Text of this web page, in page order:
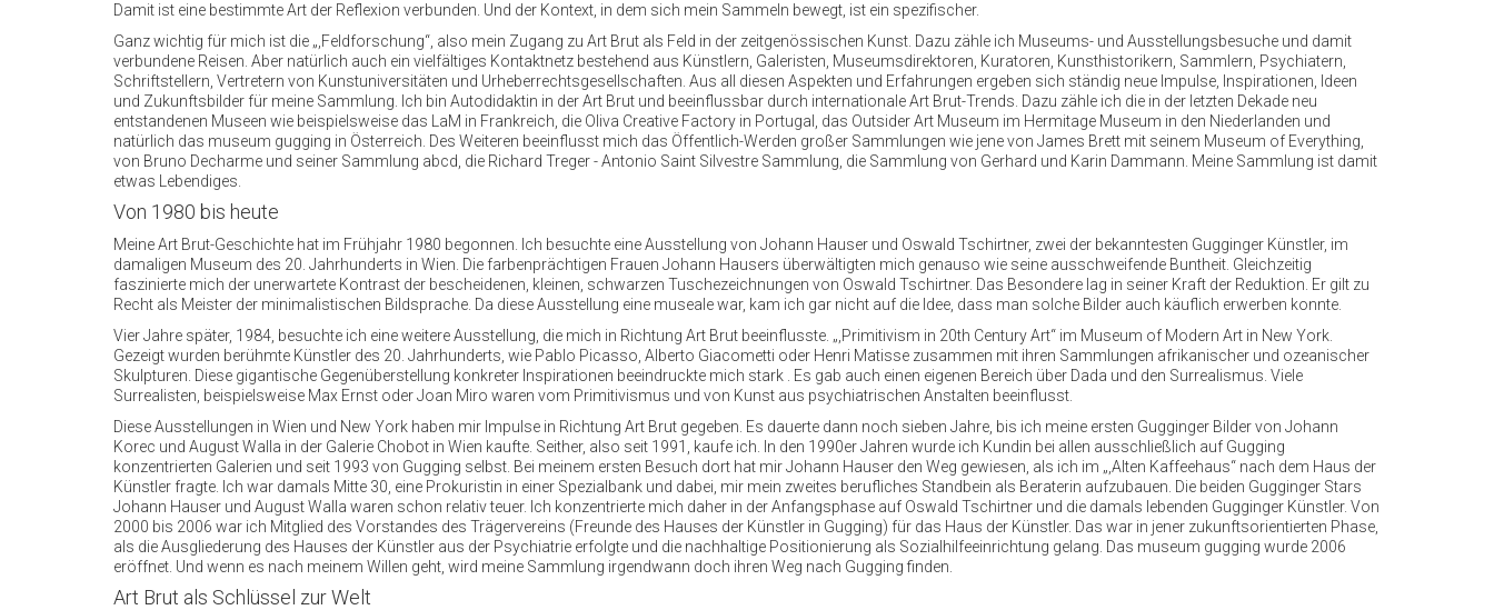
Damit ist eine bestimmte Art der Reflexion verbunden. Und der Kontext, in dem sich mein Sammeln bewegt, ist ein spezifischer.
Ganz wichtig für mich ist die „,Feldforschung“, also mein Zugang zu Art Brut als Feld in der zeitgenössischen Kunst. Dazu zähle ich Museums- und Ausstellungsbesuche und damit
verbundene Reisen. Aber natürlich auch ein vielfältiges Kontaktnetz bestehend aus Künstlern, Galeristen, Museumsdirektoren, Kuratoren, Kunsthistorikern, Sammlern, Psychiatern,
Schriftstellern, Vertretern von Kunstuniversitäten und Urheberrechtsgesellschaften. Aus all diesen Aspekten und Erfahrungen ergeben sich ständig neue Impulse, Inspirationen, Ideen
und Zukunftsbilder für meine Sammlung. Ich bin Autodidaktin in der Art Brut und beeinflussbar durch internationale Art Brut-Trends. Dazu zähle ich die in der letzten Dekade neu
entstandenen Museen wie beispielsweise das LaM in Frankreich, die Oliva Creative Factory in Portugal, das Outsider Art Museum im Hermitage Museum in den Niederlanden und
natürlich das museum gugging in Österreich. Des Weiteren beeinflusst mich das Öffentlich-Werden großer Sammlungen wie jene von James Brett mit seinem Museum of Everything,
von Bruno Decharme und seiner Sammlung abcd, die Richard Treger - Antonio Saint Silvestre Sammlung, die Sammlung von Gerhard und Karin Dammann. Meine Sammlung ist damit
etwas Lebendiges.
Von 1980 bis heute
Meine Art Brut-Geschichte hat im Frühjahr 1980 begonnen. Ich besuchte eine Ausstellung von Johann Hauser und Oswald Tschirtner, zwei der bekanntesten Gugginger Künstler, im
damaligen Museum des 20. Jahrhunderts in Wien. Die farbenprächtigen Frauen Johann Hausers überwältigten mich genauso wie seine ausschweifende Buntheit. Gleichzeitig
faszinierte mich der unerwartete Kontrast der bescheidenen, kleinen, schwarzen Tuschezeichnungen von Oswald Tschirtner. Das Besondere lag in seiner Kraft der Reduktion. Er gilt zu
Recht als Meister der minimalistischen Bildsprache. Da diese Ausstellung eine museale war, kam ich gar nicht auf die Idee, dass man solche Bilder auch käuflich erwerben konnte.
Vier Jahre später, 1984, besuchte ich eine weitere Ausstellung, die mich in Richtung Art Brut beeinflusste. „,Primitivism in 20th Century Art“ im Museum of Modern Art in New York.
Gezeigt wurden berühmte Künstler des 20. Jahrhunderts, wie Pablo Picasso, Alberto Giacometti oder Henri Matisse zusammen mit ihren Sammlungen afrikanischer und ozeanischer
Skulpturen. Diese gigantische Gegenüberstellung konkreter Inspirationen beeindruckte mich stark . Es gab auch einen eigenen Bereich über Dada und den Surrealismus. Viele
Surrealisten, beispielsweise Max Ernst oder Joan Miro waren vom Primitivismus und von Kunst aus psychiatrischen Anstalten beeinflusst.
Diese Ausstellungen in Wien und New York haben mir Impulse in Richtung Art Brut gegeben. Es dauerte dann noch sieben Jahre, bis ich meine ersten Gugginger Bilder von Johann
Korec und August Walla in der Galerie Chobot in Wien kaufte. Seither, also seit 1991, kaufe ich. In den 1990er Jahren wurde ich Kundin bei allen ausschließlich auf Gugging
konzentrierten Galerien und seit 1993 von Gugging selbst. Bei meinem ersten Besuch dort hat mir Johann Hauser den Weg gewiesen, als ich im „,Alten Kaffeehaus“ nach dem Haus der
Künstler fragte. Ich war damals Mitte 30, eine Prokuristin in einer Spezialbank und dabei, mir mein zweites berufliches Standbein als Beraterin aufzubauen. Die beiden Gugginger Stars
Johann Hauser und August Walla waren schon relativ teuer. Ich konzentrierte mich daher in der Anfangsphase auf Oswald Tschirtner und die damals lebenden Gugginger Künstler. Von
2000 bis 2006 war ich Mitglied des Vorstandes des Trägervereins (Freunde des Hauses der Künstler in Gugging) für das Haus der Künstler. Das war in jener zukunftsorientierten Phase,
als die Ausgliederung des Hauses der Künstler aus der Psychiatrie erfolgte und die nachhaltige Positionierung als Sozialhilfeeinrichtung gelang. Das museum gugging wurde 2006
eröffnet. Und wenn es nach meinem Willen geht, wird meine Sammlung irgendwann doch ihren Weg nach Gugging finden.
Art Brut als Schlüssel zur Welt